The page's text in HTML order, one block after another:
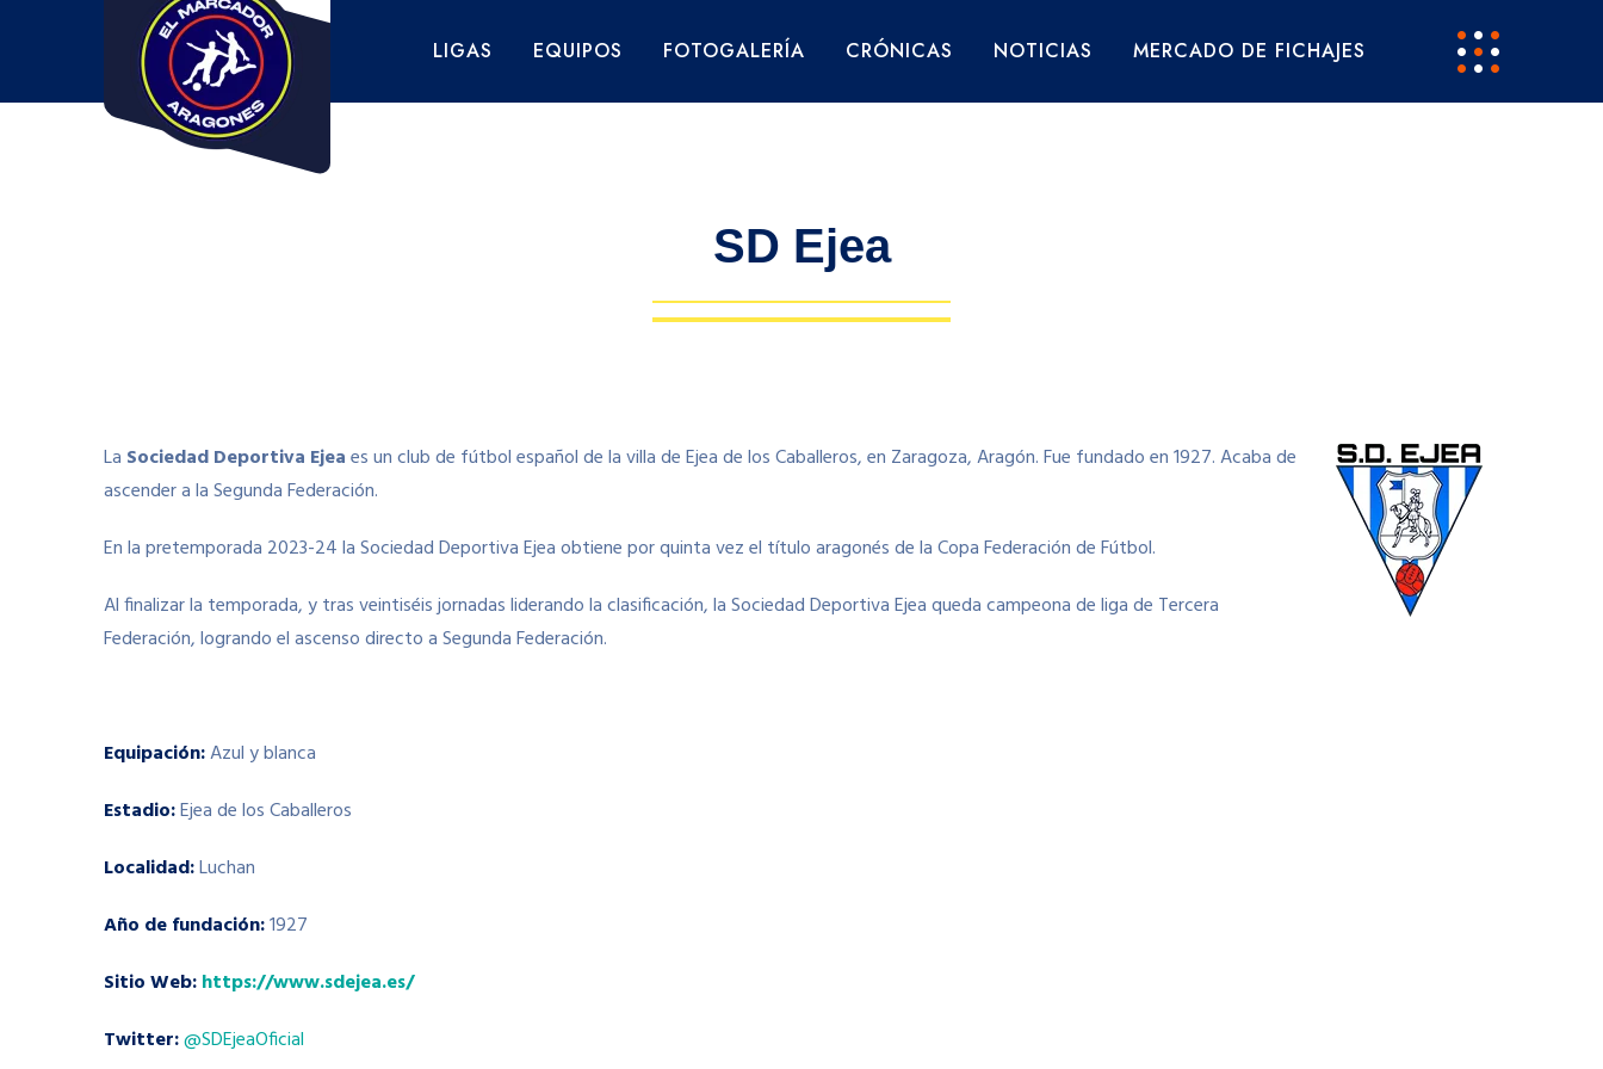
LIGAS EQUIPOS FOTOGALERÍA CRÓNICAS NOTICIAS MERCADO DE FICHAJES
SD Ejea
La Sociedad Deportiva Ejeaes un club de fútbol español de la villa de Ejea de los Caballeros, en Zaragoza, Aragón. Fue fundado en 1927. Acaba de
ascender a la Segunda Federación.
En la pretemporada 2023-24 la Sociedad Deportiva Ejea obtiene por quinta vez el título aragonés de la Copa Federación de Fútbol.
Al finalizar la temporada, y tras veintiséis jornadas liderando la clasificación, la Sociedad Deportiva Ejea queda campeona de liga de Tercera
Federación, logrando el ascenso directo a Segunda Federación.
Equipación:Azul y blanca
Estadio:Ejea de los Caballeros
Localidad:Luchan
Año de fundación:1927
Sitio Web:https://www.sdejea.es/
Twitter:@SDEjeaOficial